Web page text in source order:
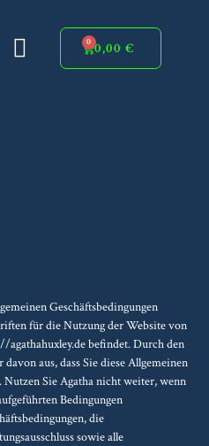
Menü 0,00 €
0
WARENKORB
Geschäftsbedingungen
für die Nutzung der Website von
agathahuxley.de befindet. Durch den
aus, dass Sie diese Allgemeinen
Nutzen Sie Agatha nicht weiter, wenn
Bedingungen
die
sowie alle